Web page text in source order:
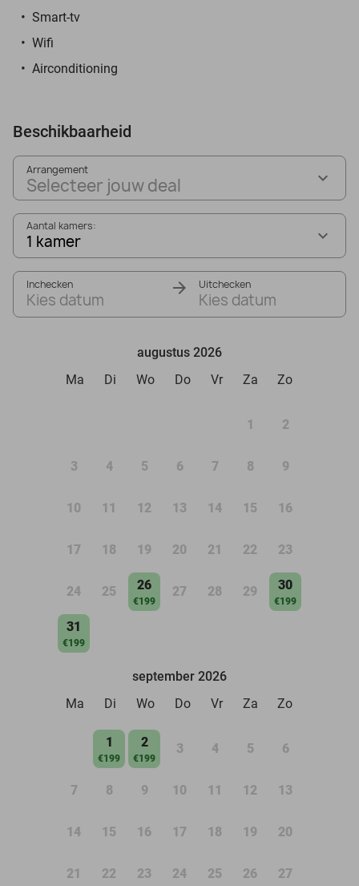
Smart-tv
Wifi
Airconditioning
Beschikbaarheid
Arrangement
Selecteer jouw deal
Aantal kamers:
1 kamer
Inchecken
Kies datum
Uitchecken
Kies datum
augustus 2026
Ma
Di Wo Do Vr Za Zo
1 2
3 4 5 6 7 8 9
10 11 12 13 14 15 16
17 18 19 20 21 22 23
24 25 26
€199
27 28 29 30
€199
31
€199
september 2026
Ma
Di Wo Do Vr Za Zo
1
€199
2
€199
3 4 5 6
7 8 9 10 11 12 13
14 15 16 17 18 19 20
21 22 23 24 25 26 27